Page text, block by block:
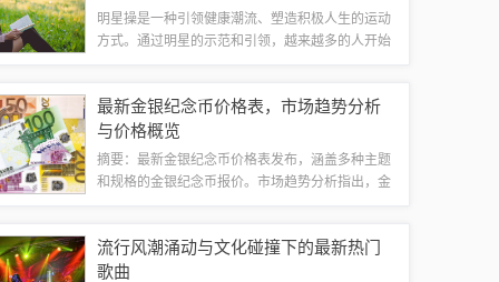
明星操是一种引领健康潮流、塑造积极人生的运动
方式。通过明星的示范和引领，越来越多的人开始
升人们的心理素养，培养积极向上的生活态度...
最新金银纪念币价格表，市场趋势分析
与价格概览
摘要：最新金银纪念币价格表发布，涵盖多种主题
和规格的金银纪念币报价。市场趋势分析指出，金
格不断上涨。未来市场潜力巨大，值得关注和...
流行风潮涌动与文化碰撞下的最新热门
歌曲